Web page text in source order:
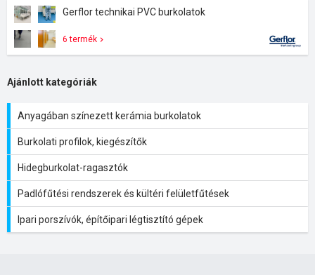
Gerflor technikai PVC burkolatok
6 termék
Ajánlott kategóriák
Anyagában színezett kerámia burkolatok
Burkolati profilok, kiegészítők
Hidegburkolat-ragasztók
Padlófűtési rendszerek és kültéri felületfűtések
Ipari porszívók, építőipari légtisztító gépek